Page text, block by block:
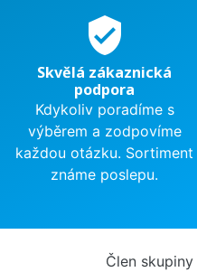
verified_user
Skvělá zákaznická
podpora
Kdykoliv poradíme s
výběrem a zodpovíme
každou otázku. Sortiment
známe poslepu.
Člen skupiny